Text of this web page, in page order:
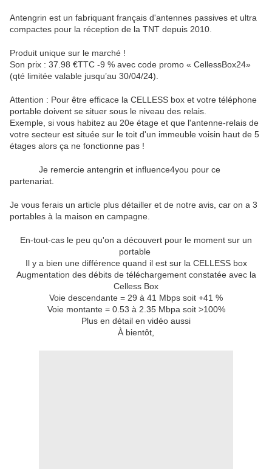
Antengrin est un fabriquant français d'antennes passives et ultra
compactes pour la réception de la TNT depuis 2010.
Produit unique sur le marché !
Son prix : 37.98 €TTC -9 % avec code promo « CellessBox24»
(qté limitée valable jusqu’au 30/04/24).
Attention : Pour être efficace la CELLESS box et votre téléphone
portable doivent se situer sous le niveau des relais.
Exemple, si vous habitez au 20e étage et que l'antenne-relais de
votre secteur est située sur le toit d'un immeuble voisin haut de 5
étages alors ça ne fonctionne pas !
Je remercie antengrin et influence4you pour ce
partenariat.
Je vous ferais un article plus détailler et de notre avis, car on a 3
portables à la maison en campagne.
En-tout-cas le peu qu'on a découvert pour le moment sur un
portable
Il y a bien une différence quand il est sur la CELLESS box
Augmentation des débits de téléchargement constatée avec la
Celless Box
Voie descendante = 29 à 41 Mbps soit +41 %
Voie montante = 0.53 à 2.35 Mbpa soit >100%
Plus en détail en vidéo aussi
À bientôt,